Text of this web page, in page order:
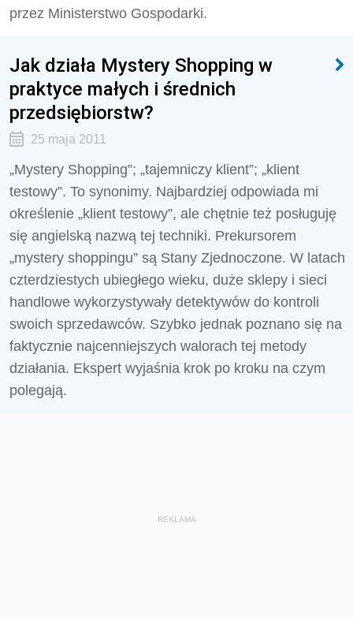
przez Ministerstwo Gospodarki.
Jak działa Mystery Shopping w
praktyce małych i średnich
przedsiębiorstw?
25 maja 2011
„Mystery Shopping”; „tajemniczy klient”; „klient
testowy”. To synonimy. Najbardziej odpowiada mi
określenie „klient testowy”, ale chętnie też posługuję
się angielską nazwą tej techniki. Prekursorem
„mystery shoppingu” są Stany Zjednoczone. W latach
czterdziestych ubiegłego wieku, duże sklepy i sieci
handlowe wykorzystywały detektywów do kontroli
swoich sprzedawców. Szybko jednak poznano się na
faktycznie najcenniejszych walorach tej metody
działania. Ekspert wyjaśnia krok po kroku na czym
polegają.
REKLAMA